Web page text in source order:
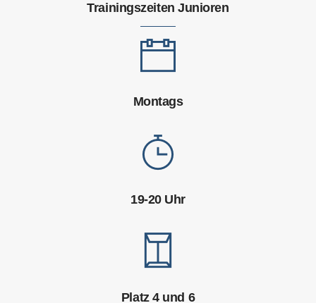
Trainingszeiten Junioren
Montags
19-20 Uhr
Platz 4 und 6